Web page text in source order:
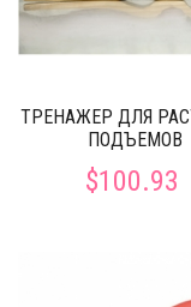
ТРЕНАЖЕР ДЛЯ
ПОДЪЕМОВ
$100.93